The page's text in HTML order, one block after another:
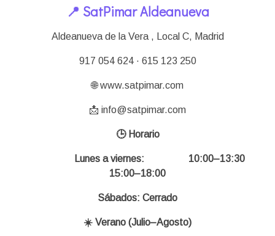
📍 SatPimar Aldeanueva
Aldeanueva de la Vera , Local C, Madrid
917 054 624 · 615 123 250
🌐 www.satpimar.com
📩 info@satpimar.com
🕒 Horario
Lunes a viernes: 10:00–13:30
15:00–18:00
Sábados: Cerrado
☀️ Verano (Julio–Agosto)